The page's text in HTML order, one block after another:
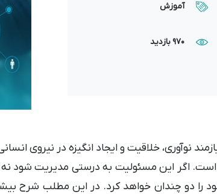
آموزش
نوآوری، خلاقیت و ایجاد انگیزه در نیروی
است. اگر این مسئولیت به درستی مدیریت شود
را دو چندان خواهد کرد. در این مطلب شرح